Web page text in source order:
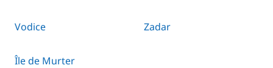
Vodice Zadar
Île de Murter